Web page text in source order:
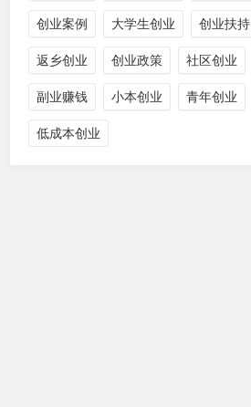
创业案例 大学生创业 创业扶持
返乡创业 创业政策 社区创业
副业赚钱 小本创业 青年创业
低成本创业